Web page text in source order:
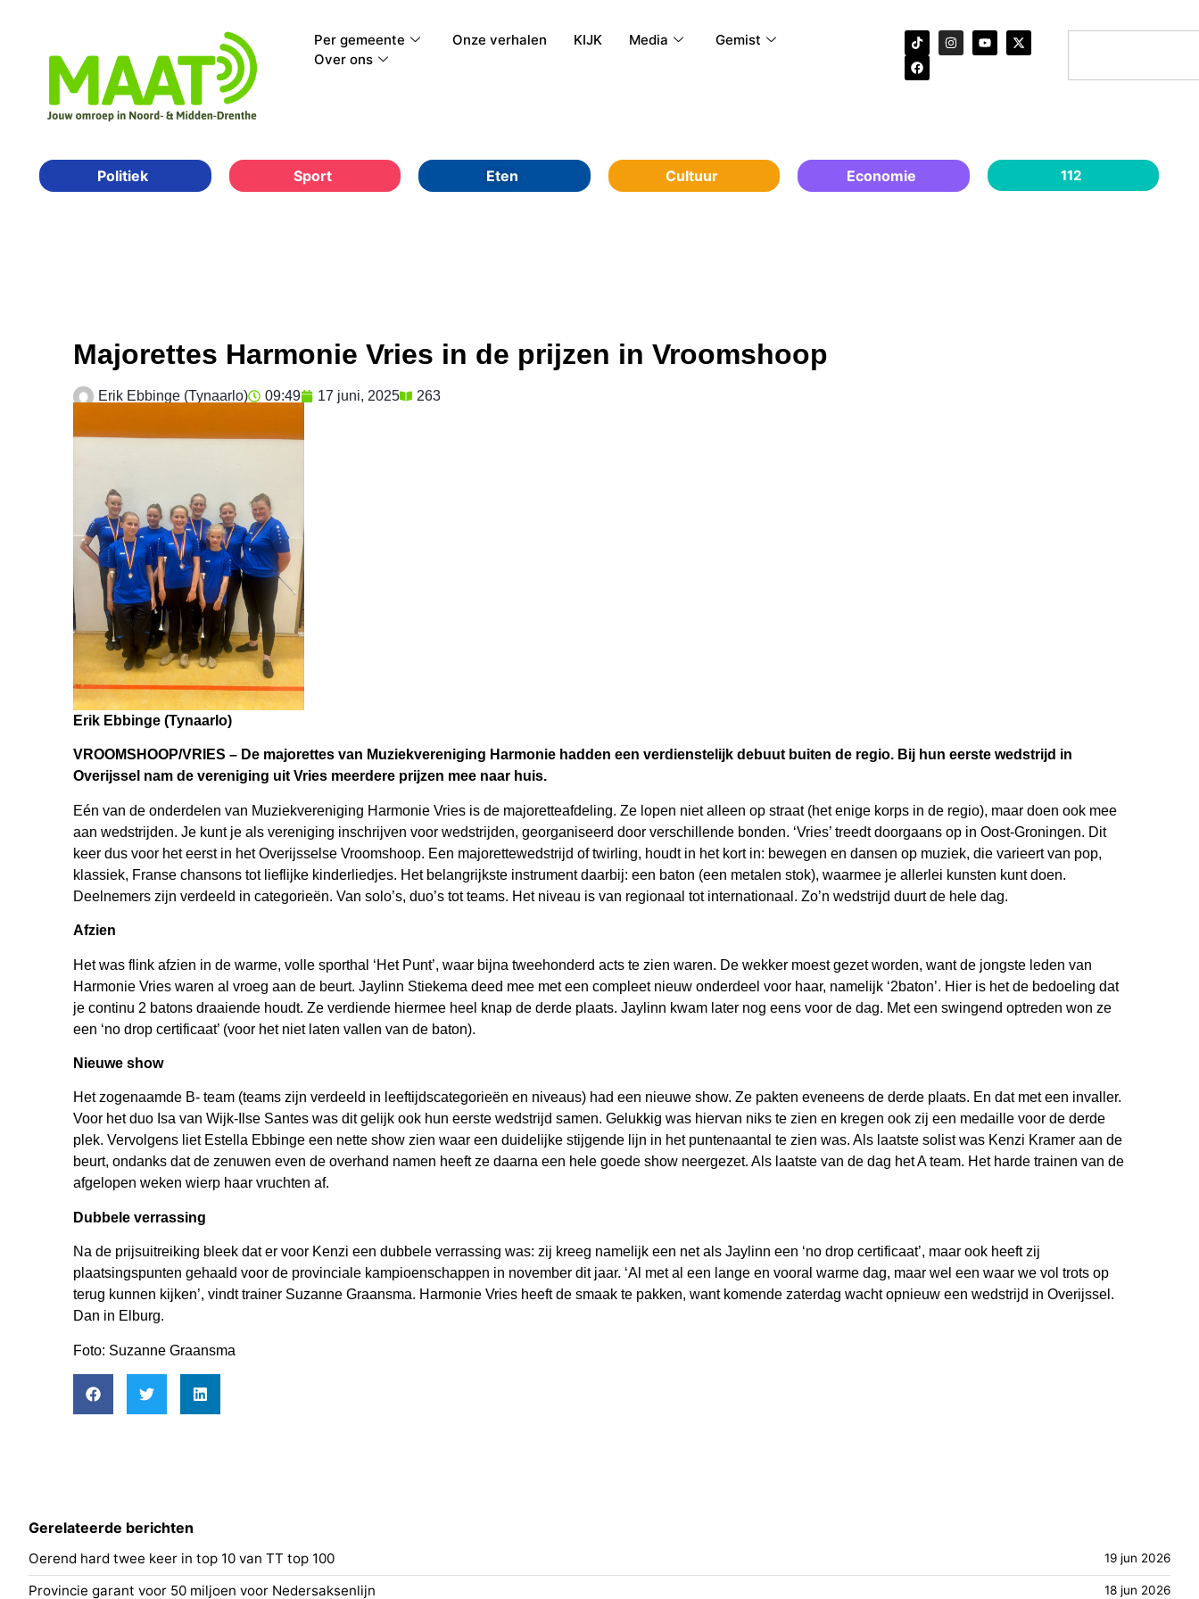
Per gemeente Onze verhalen KIJK Media
Gemist
Over ons
Politiek Sport Eten Cultuur Economie 112
Majorettes Harmonie Vries in de prijzen in Vroomshoop
Erik Ebbinge (Tynaarlo) 09:49 17 juni, 2025 263
Erik Ebbinge (Tynaarlo)
VROOMSHOOP/VRIES – De majorettes van Muziekvereniging Harmonie hadden een verdienstelijk debuut buiten de regio. Bij hun eerste wedstrijd in
Overijssel nam de vereniging uit Vries meerdere prijzen mee naar huis.
Eén van de onderdelen van Muziekvereniging Harmonie Vries is de majoretteafdeling. Ze lopen niet alleen op straat (het enige korps in de regio), maar doen ook mee
aan wedstrijden. Je kunt je als vereniging inschrijven voor wedstrijden, georganiseerd door verschillende bonden. ‘Vries’ treedt doorgaans op in Oost-Groningen. Dit
keer dus voor het eerst in het Overijsselse Vroomshoop. Een majorettewedstrijd of twirling, houdt in het kort in: bewegen en dansen op muziek, die varieert van pop,
klassiek, Franse chansons tot lieflijke kinderliedjes. Het belangrijkste instrument daarbij: een baton (een metalen stok), waarmee je allerlei kunsten kunt doen.
Deelnemers zijn verdeeld in categorieën. Van solo’s, duo’s tot teams. Het niveau is van regionaal tot internationaal. Zo’n wedstrijd duurt de hele dag.
Afzien
Het was flink afzien in de warme, volle sporthal ‘Het Punt’, waar bijna tweehonderd acts te zien waren. De wekker moest gezet worden, want de jongste leden van
Harmonie Vries waren al vroeg aan de beurt. Jaylinn Stiekema deed mee met een compleet nieuw onderdeel voor haar, namelijk ‘2baton’. Hier is het de bedoeling dat
je continu 2 batons draaiende houdt. Ze verdiende hiermee heel knap de derde plaats. Jaylinn kwam later nog eens voor de dag. Met een swingend optreden won ze
een ‘no drop certificaat’ (voor het niet laten vallen van de baton).
Nieuwe show
Het zogenaamde B- team (teams zijn verdeeld in leeftijdscategorieën en niveaus) had een nieuwe show. Ze pakten eveneens de derde plaats. En dat met een invaller.
Voor het duo Isa van Wijk-Ilse Santes was dit gelijk ook hun eerste wedstrijd samen. Gelukkig was hiervan niks te zien en kregen ook zij een medaille voor de derde
plek. Vervolgens liet Estella Ebbinge een nette show zien waar een duidelijke stijgende lijn in het puntenaantal te zien was. Als laatste solist was Kenzi Kramer aan de
beurt, ondanks dat de zenuwen even de overhand namen heeft ze daarna een hele goede show neergezet. Als laatste van de dag het A team. Het harde trainen van de
afgelopen weken wierp haar vruchten af.
Dubbele verrassing
Na de prijsuitreiking bleek dat er voor Kenzi een dubbele verrassing was: zij kreeg namelijk een net als Jaylinn een ‘no drop certificaat’, maar ook heeft zij
plaatsingspunten gehaald voor de provinciale kampioenschappen in november dit jaar. ‘Al met al een lange en vooral warme dag, maar wel een waar we vol trots op
terug kunnen kijken’, vindt trainer Suzanne Graansma. Harmonie Vries heeft de smaak te pakken, want komende zaterdag wacht opnieuw een wedstrijd in Overijssel.
Dan in Elburg.
Foto: Suzanne Graansma
Gerelateerde berichten
Oerend hard twee keer in top 10 van TT top 100 19 jun 2026
Provincie garant voor 50 miljoen voor Nedersaksenlijn 18 jun 2026